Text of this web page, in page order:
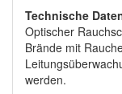
Technische
Optischer
Brände mit
werden.